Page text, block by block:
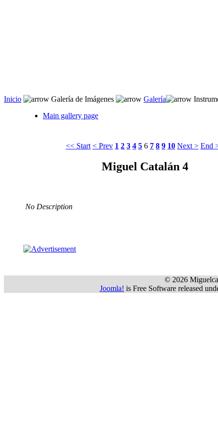
Inicio Galería de Imágenes Galería
Main gallery page
<< Start < Prev 1 2 3 4 5 6 7 8 9 10 Next > End
Miguel Catalán 4
No Description
© 2026
Joomla! is Free Software released